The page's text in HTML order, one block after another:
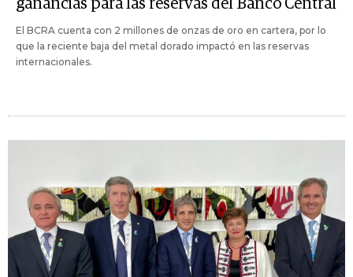
ganancias para las reservas del Banco Central
El BCRA cuenta con 2 millones de onzas de oro en cartera, por lo
que la reciente baja del metal dorado impactó en las reservas
internacionales.